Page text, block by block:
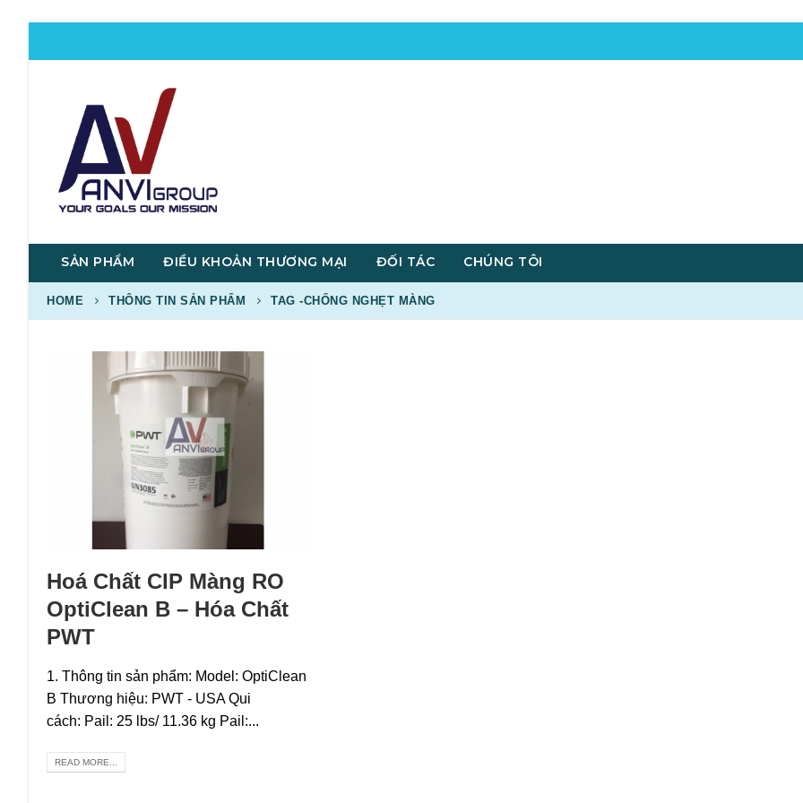
SẢN PHẨM ĐIỀU KHOẢN THƯƠNG MẠI ĐỐI TÁC CHÚNG TÔI
HOME THÔNG TIN SẢN PHẨM TAG -CHỐNG NGHẸT MÀNG
Hoá Chất CIP Màng RO
OptiClean B – Hóa Chất
PWT
1. Thông tin sản phẩm: Model: OptiClean
B Thương hiệu: PWT - USA Qui
cách: Pail: 25 lbs/ 11.36 kg Pail:...
READ MORE...